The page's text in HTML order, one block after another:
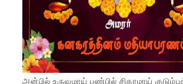
அன்பில் உருவமாய் பண்பில் சிகரமாய்